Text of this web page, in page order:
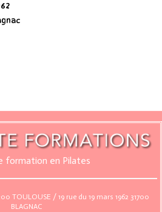
formation en Pilates
TOULOUSE / 19 rue du 19 mars 1962 31700
BLAGNAC